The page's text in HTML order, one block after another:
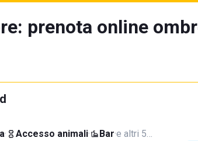
prenota online
· Accesso animali· Bar·e altri 5…